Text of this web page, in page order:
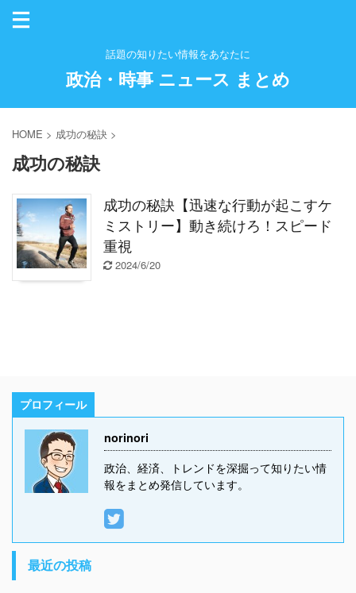
話題の知りたい情報をあなたに
政治・時事 ニュース まとめ
HOME > 成功の秘訣 >
成功の秘訣
成功の秘訣【迅速な行動が起こすケ
ミストリー】動き続けろ！スピード
重視
2024/6/20
プロフィール
norinori
政治、経済、トレンドを深掘って知りたい情
報をまとめ発信しています。
最近の投稿